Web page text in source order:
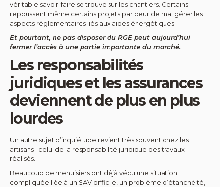
véritable savoir-faire se trouve sur les chantiers. Certains
repoussent même certains projets par peur de mal gérer les
aspects réglementaires liés aux aides énergétiques.
Et pourtant, ne pas disposer du RGE peut aujourd’hui
fermer l’accès à une partie importante du marché.
Les responsabilités
juridiques et les assurances
deviennent de plus en plus
lourdes
Un autre sujet d’inquiétude revient très souvent chez les
artisans : celui de la responsabilité juridique des travaux
réalisés.
Beaucoup de menuisiers ont déjà vécu une situation
compliquée liée à un SAV difficile, un problème d’étanchéité,